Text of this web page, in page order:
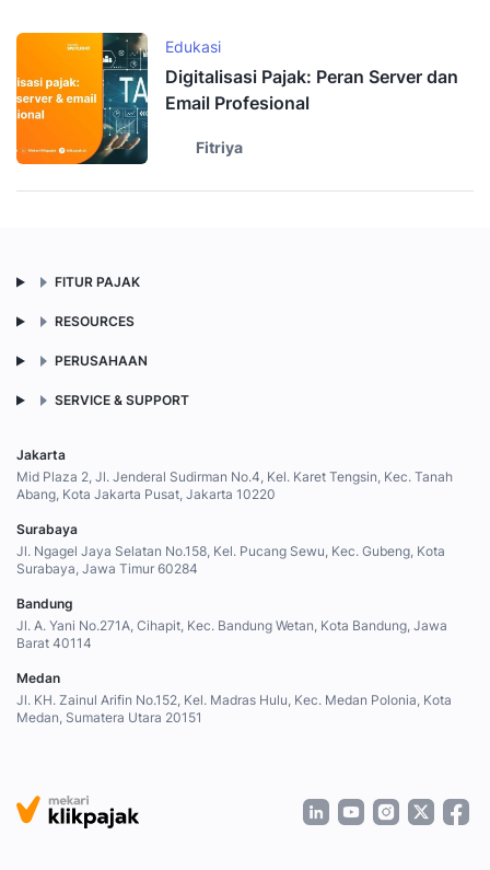
Edukasi
Digitalisasi Pajak: Peran Server dan
Email Profesional
Fitriya
FITUR PAJAK
RESOURCES
PERUSAHAAN
SERVICE & SUPPORT
Jakarta
Mid Plaza 2, Jl. Jenderal Sudirman No.4, Kel. Karet Tengsin, Kec. Tanah
Abang, Kota Jakarta Pusat, Jakarta 10220
Surabaya
Jl. Ngagel Jaya Selatan No.158, Kel. Pucang Sewu, Kec. Gubeng, Kota
Surabaya, Jawa Timur 60284
Bandung
Jl. A. Yani No.271A, Cihapit, Kec. Bandung Wetan, Kota Bandung, Jawa
Barat 40114
Medan
Jl. KH. Zainul Arifin No.152, Kel. Madras Hulu, Kec. Medan Polonia, Kota
Medan, Sumatera Utara 20151